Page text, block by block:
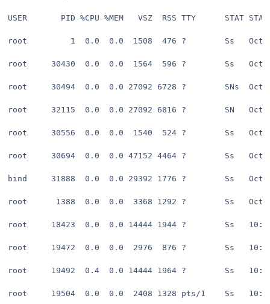
USER       PID %CPU %MEM   VSZ  RSS TTY      STAT START
root         1  0.0  0.0  1508  476 ?        Ss
root     30430  0.0  0.0  1564  596 ?        Ss
root     30494  0.0  0.0 27092 6728 ?        SNs
root     32115  0.0  0.0 27092 6816 ?        SN
root     30556  0.0  0.0  1540  524 ?        Ss
root     30694  0.0  0.0 47152 4464 ?        Ss
bind     31888  0.0  0.0 29392 1776 ?        Ss
root      1388  0.0  0.0  3368 1292 ?        Ss
root     18423  0.0  0.0 14444 1944 ?        Ss
root     19472  0.0  0.0  2976  876 ?        Ss
root     19492  0.4  0.0 14444 1964 ?        Ss
root     19504  0.0  0.0  2408 1328 pts/1    Ss